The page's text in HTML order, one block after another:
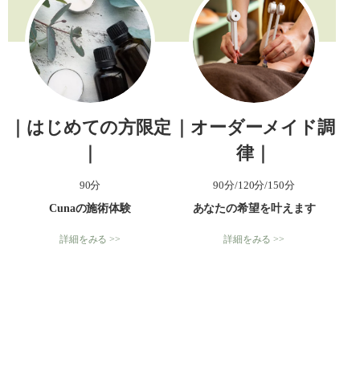
｜はじめての方限定
90分
Cunaの施術体験
詳細をみる >>
｜オーダーメイド調
律｜
90分/120分/150分
あなたの希望を叶えます
詳細をみる >>